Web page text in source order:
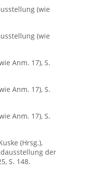
(wie
(wie
Anm. 17), S.
Anm. 17), S.
Anm. 17), S.
(Hrsg.),
der
S. 148.